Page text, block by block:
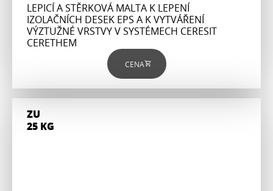
LEPICÍ A STĚRKOVÁ MALTA K LEPENÍ
IZOLAČNÍCH DESEK EPS A K VYTVÁŘENÍ
VÝZTUŽNÉ VRSTVY V SYSTÉMECH CERESIT
CERETHEM
CENA
ZU
25 KG